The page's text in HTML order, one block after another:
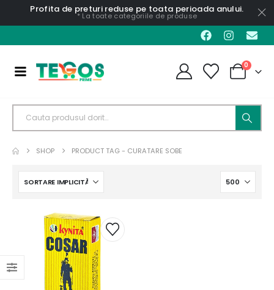
Profita de preturi reduse pe toata perioada anului.
* La toate categoriile de produse
0
SHOP PRODUCT TAG - CURATARE SOBE